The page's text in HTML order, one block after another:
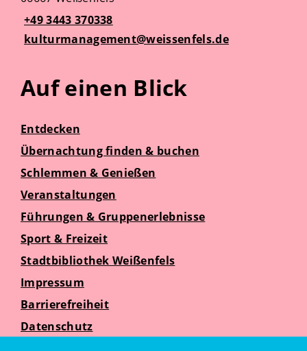
+49 3443 370338
kulturmanagement@weissenfels.de
Auf einen Blick
Entdecken
Übernachtung finden & buchen
Schlemmen & Genießen
Veranstaltungen
Führungen & Gruppenerlebnisse
Sport & Freizeit
Stadtbibliothek Weißenfels
Impressum
Barrierefreiheit
Datenschutz